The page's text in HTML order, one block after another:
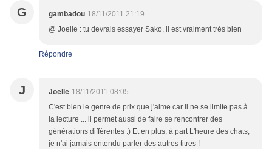
G gambadou 18/11/2011 21:19
@ Joelle : tu devrais essayer Sako, il est vraiment très bien
Répondre
J Joelle 18/11/2011 08:05
C'est bien le genre de prix que j'aime car il ne se limite pas à
la lecture ... il permet aussi de faire se rencontrer des
générations différentes :) Et en plus, à part L'heure des chats,
je n'ai jamais entendu parler des autres titres !